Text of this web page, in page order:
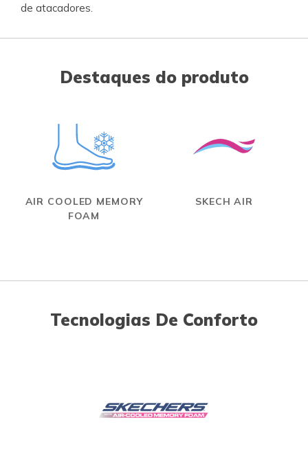
de atacadores.
Destaques do produto
AIR COOLED MEMORY
FOAM
SKECH AIR
Tecnologias De Conforto